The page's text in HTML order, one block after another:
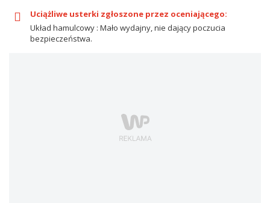
Uciążliwe usterki zgłoszone przez oceniającego:
Układ hamulcowy : Mało wydajny, nie dający poczucia
bezpieczeństwa.